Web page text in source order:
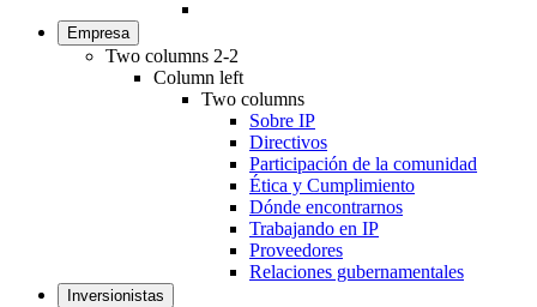
Empresa
Two columns 2-2
Column left
Two columns
Sobre IP
Directivos
Participación de la comunidad
Ética y Cumplimiento
Dónde encontrarnos
Trabajando en IP
Proveedores
Relaciones gubernamentales
Inversionistas